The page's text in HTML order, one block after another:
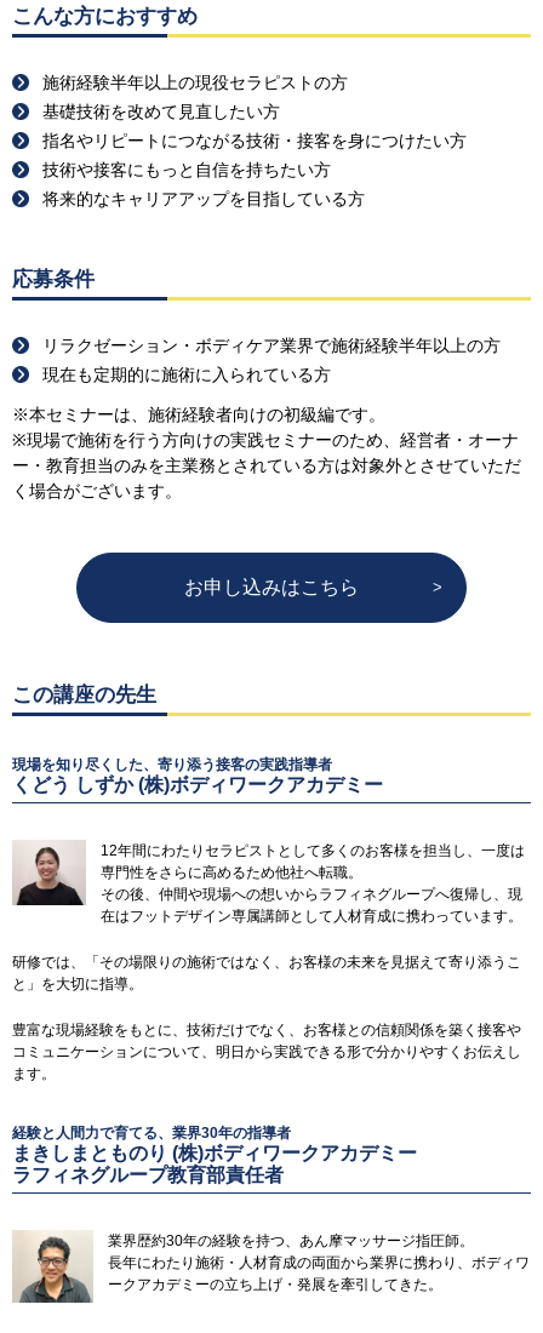
こんな方におすすめ
施術経験半年以上の現役セラピストの方
基礎技術を改めて見直したい方
指名やリピートにつながる技術・接客を身につけたい方
技術や接客にもっと自信を持ちたい方
将来的なキャリアアップを目指している方
応募条件
リラクゼーション・ボディケア業界で施術経験半年以上の方
現在も定期的に施術に入られている方
※本セミナーは、施術経験者向けの初級編です。
※現場で施術を行う方向けの実践セミナーのため、経営者・オーナ
ー・教育担当のみを主業務とされている方は対象外とさせていただ
く場合がございます。
お申し込みはこちら
この講座の先生
現場を知り尽くした、寄り添う接客の実践指導者
くどう しずか (株)ボディワークアカデミー
12年間にわたりセラピストとして多くのお客様を担当し、一度は
専門性をさらに高めるため他社へ転職。
その後、仲間や現場への想いからラフィネグループへ復帰し、現
在はフットデザイン専属講師として人材育成に携わっています。
研修では、「その場限りの施術ではなく、お客様の未来を見据えて寄り添うこ
と」を大切に指導。
豊富な現場経験をもとに、技術だけでなく、お客様との信頼関係を築く接客や
コミュニケーションについて、明日から実践できる形で分かりやすくお伝えし
ます。
経験と人間力で育てる、業界30年の指導者
まきしまとものり (株)ボディワークアカデミー
ラフィネグループ教育部責任者
業界歴約30年の経験を持つ、あん摩マッサージ指圧師。
長年にわたり施術・人材育成の両面から業界に携わり、ボディワ
ークアカデミーの立ち上げ・発展を牽引してきた。